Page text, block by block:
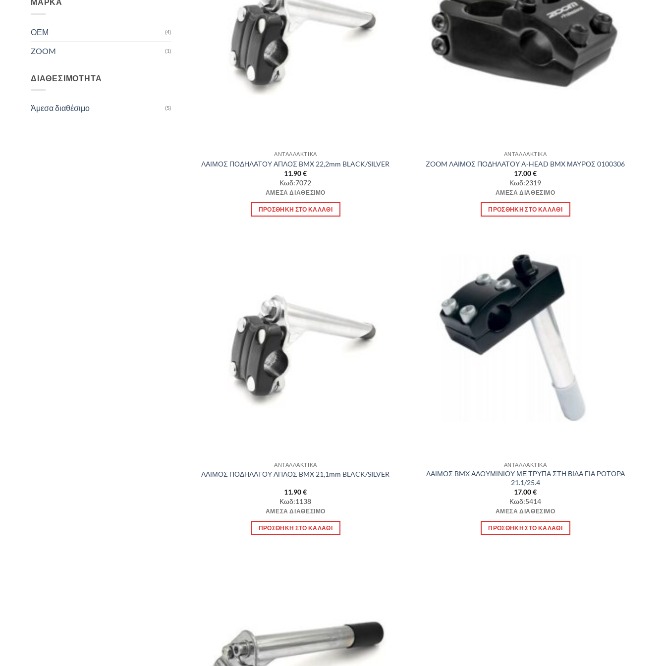
ΜΆΡΚΑ
ΟΕΜ (4)
ZOOM (1)
ΔΙΑΘΕΣΙΜΌΤΗΤΑ
Άμεσα διαθέσιμο (5)
ΑΝΤΑΛΛΑΚΤΙΚΑ
ΛΑΙΜΟΣ ΠΟΔΗΛΑΤΟΥ ΑΠΛΟΣ BMX 22,2mm BLACK/SILVER
11.90€
Κωδ:7072
ΆΜΕΣΑ ΔΙΑΘΈΣΙΜΟ
ΠΡΟΣΘΉΚΗ ΣΤΟ ΚΑΛΆΘΙ
ΑΝΤΑΛΛΑΚΤΙΚΑ
ZOOM ΛΑΙΜΟΣ ΠΟΔΗΛΑΤΟΥ A-HEAD BMX ΜΑΥΡΟΣ 0100306
17.00€
Κωδ:2319
ΆΜΕΣΑ ΔΙΑΘΈΣΙΜΟ
ΠΡΟΣΘΉΚΗ ΣΤΟ ΚΑΛΆΘΙ
ΑΝΤΑΛΛΑΚΤΙΚΑ
ΛΑΙΜΟΣ ΠΟΔΗΛΑΤΟΥ ΑΠΛΟΣ BMX 21,1mm BLACK/SILVER
11.90€
Κωδ:1138
ΆΜΕΣΑ ΔΙΑΘΈΣΙΜΟ
ΠΡΟΣΘΉΚΗ ΣΤΟ ΚΑΛΆΘΙ
ΑΝΤΑΛΛΑΚΤΙΚΑ
ΛΑΙΜΟΣ BMX ΑΛΟΥΜΙΝΙΟΥ ΜΕ ΤΡΥΠΑ ΣΤΗ ΒΙΔΑ ΓΙΑ ΡΟΤΟΡΑ
21.1/25.4
17.00€
Κωδ:5414
ΆΜΕΣΑ ΔΙΑΘΈΣΙΜΟ
ΠΡΟΣΘΉΚΗ ΣΤΟ ΚΑΛΆΘΙ